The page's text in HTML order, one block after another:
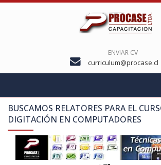
ENVIAR CV
curriculum@procase.cl
BUSCAMOS RELATORES PARA EL
DIGITACIÓN EN COMPUTADORES